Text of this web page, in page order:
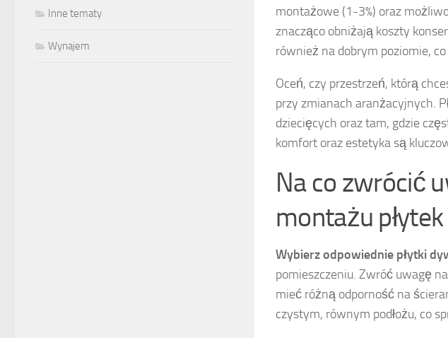
montażowe (1-3%) oraz
znacząco obniżają koszty
również na dobrym poziomie,
Oceń, czy przestrzeń, którą
przy zmianach aranżacyjnych.
dziecięcych oraz tam, gdzie
komfort oraz estetyka są
Na co zwrócić
montażu
Wybierz odpowiednie płytki
pomieszczeniu. Zwróć uwagę
mieć różną odporność na
czystym, równym podłożu, co
Inne tematy
Wynajem